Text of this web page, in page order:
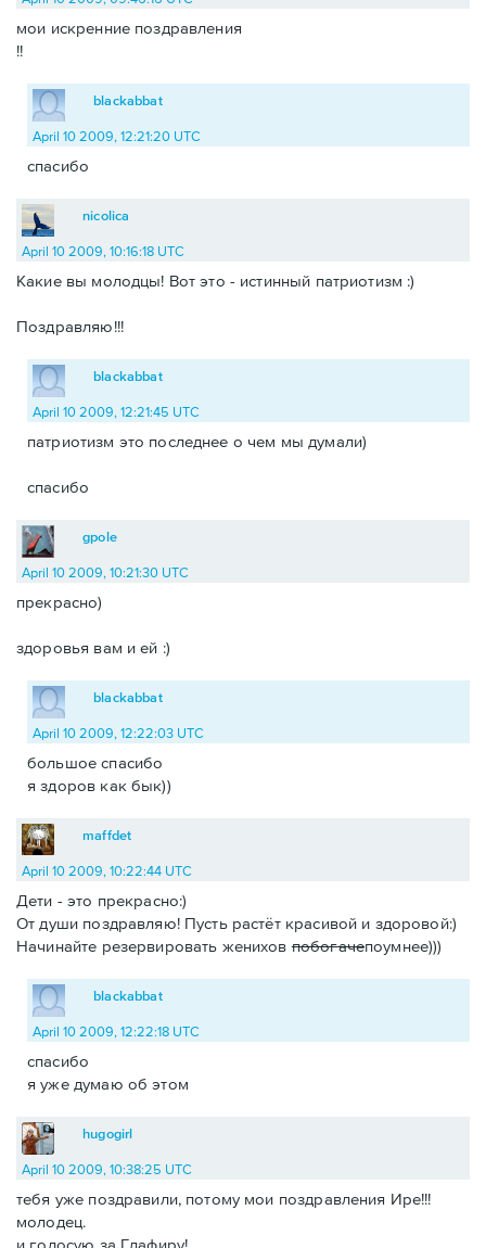
мои искренние поздравления
!!
blackabbat
April 10 2009, 12:21:20 UTC
спасибо
nicolica
April 10 2009, 10:16:18 UTC
Какие вы молодцы! Вот это - истинный патриотизм :)
Поздравляю!!!
blackabbat
April 10 2009, 12:21:45 UTC
патриотизм это последнее о чем мы думали)
спасибо
gpole
April 10 2009, 10:21:30 UTC
прекрасно)
здоровья вам и ей :)
blackabbat
April 10 2009, 12:22:03 UTC
большое спасибо
я здоров как бык))
maffdet
April 10 2009, 10:22:44 UTC
Дети - это прекрасно:)
От души поздравляю! Пусть растёт красивой и здоровой:)
Начинайте резервировать жениховпобогачепоумнее)))
blackabbat
April 10 2009, 12:22:18 UTC
спасибо
я уже думаю об этом
hugogirl
April 10 2009, 10:38:25 UTC
тебя уже поздравили, потому мои поздравления Ире!!!
молодец.